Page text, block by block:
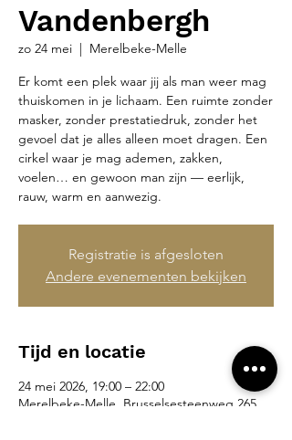
Vandenbergh
zo 24 mei
  |
Merelbeke-Melle
Er komt een plek waar jij als man weer mag
thuiskomen in je lichaam. Een ruimte zonder
masker, zonder prestatiedruk, zonder het
gevoel dat je alles alleen moet dragen. Een
cirkel waar je mag ademen, zakken,
voelen… en gewoon man zijn — eerlijk,
rauw, warm en aanwezig.
Registratie is afgesloten
Andere evenementen bekijken
Tijd en locatie
24 mei 2026, 19:00 – 22:00
Merelbeke-Melle, Brusselsesteenweg 265,